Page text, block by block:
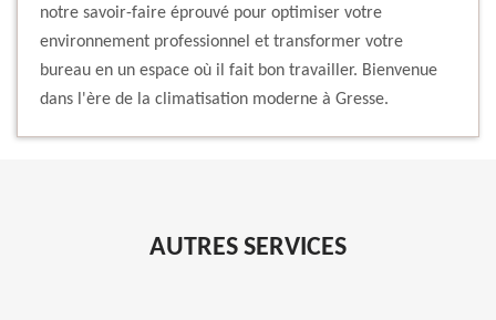
notre savoir-faire éprouvé pour optimiser votre
environnement professionnel et transformer votre
bureau en un espace où il fait bon travailler. Bienvenue
dans l'ère de la climatisation moderne à Gresse.
AUTRES SERVICES